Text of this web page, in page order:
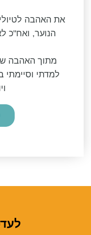
את האהבה
הנוער, ואח"כ
מתוך האהבה
למדתי וסיימתי